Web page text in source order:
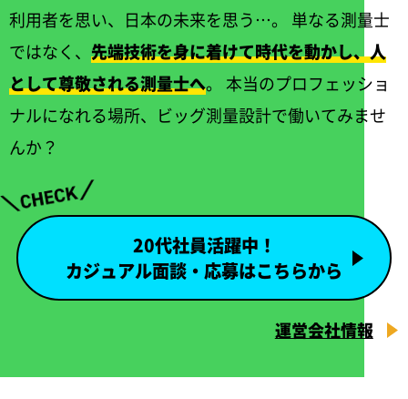
利用者を思い、日本の未来を思う…。 単なる測量士
ではなく、 先端技術を身に着けて時代を動かし、人
として尊敬される測量士へ。 本当のプロフェッショ
ナルになれる場所、ビッグ測量設計で働いてみませ
んか？
20代社員活躍中！
カジュアル面談・応募はこちらから
運営会社情報